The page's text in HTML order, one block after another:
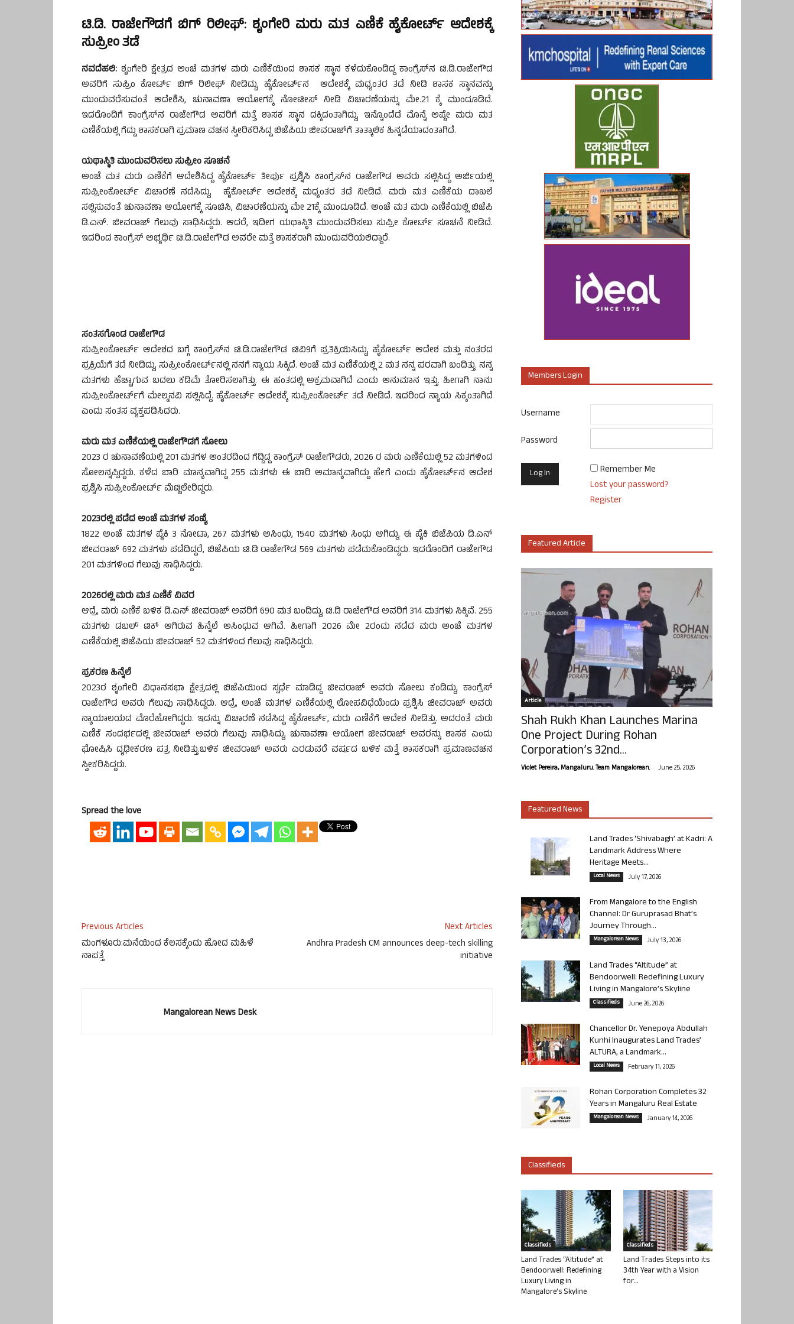
ಟಿ.ಡಿ. ರಾಜೇಗೌಡಗೆ ಬಿಗ್ ರಿಲೀಫ್: ಶೃಂಗೇರಿ ಮರು ಮತ ಎಣಿಕೆ ಹೈಕೋರ್ಟ್ ಆದೇಶಕ್ಕೆ
ಸುಪ್ರೀಂ ತಡೆ
ನವದೆಹಲಿ: ಶೃಂಗೇರಿ ಕ್ಷೇತ್ರದ ಅಂಚೆ ಮತಗಳ ಮರು ಎಣಿಕೆಯಿಂದ ಶಾಸಕ ಸ್ಥಾನ ಕಳೆದುಕೊಂಡಿದ್ದ ಕಾಂಗ್ರೆಸ್‌ನ ಟಿ.ಡಿ.ರಾಜೇಗೌಡ
ಅವರಿಗೆ ಸುಪ್ರಿಂ ಕೋರ್ಟ್‌ ಬಿಗ್‌ ರಿಲೀಫ್‌ ನೀಡಿದ್ದು, ಹೈಕೋರ್ಟ್‌ನ ಆದೇಶಕ್ಕೆ ಮಧ್ಯಂತರ ತಡೆ ನೀಡಿ ಶಾಸಕ ಸ್ಥಾನವನ್ನು
ಮುಂದುವರೆಸುವಂತೆ ಆದೇಶಿಸಿ, ಚುನಾವಣಾ ಆಯೋಗಕ್ಕೆ ನೋಟೀಸ್‌ ನೀಡಿ ವಿಚಾರಣೆಯನ್ನು ಮೇ.21 ಕ್ಕೆ ಮುಂದೂಡಿದೆ.
ಇದರೊಂದಿಗೆ ಕಾಂಗ್ರೆಸ್​​​ನ ರಾಜೇಗೌಡ ಅವರಿಗೆ ಮತ್ತೆ ಶಾಸಕ ಸ್ಥಾನ ದಕ್ಕಿದಂತಾಗಿದ್ದು, ಇನ್ನೊಂದೆಡೆ ಮೊನ್ನೆ ಅಷ್ಟೇ ಮರು ಮತ
ಎಣಿಕೆಯಲ್ಲಿ ಗೆದ್ದು ಶಾಸಕರಾಗಿ ಪ್ರಮಾಣ ವಚನ ಸ್ವೀರಿಕರಿಸಿದ್ದ ಬಿಜೆಪಿಯ ಜೀವರಾಜ್​​ಗೆ ತಾತ್ಕಾಲಿಕ ಹಿನ್ನಡೆಯಾದಂತಾಗಿದೆ.
ಯಥಾಸ್ಥಿತಿ ಮುಂದುವರಿಸಲು ಸುಪ್ರೀಂ ಸೂಚನೆ
ಅಂಚೆ ಮತ ಮರು ಎಣಿಕೆಗೆ ಆದೇಶಿಸಿದ್ದ ಹೈಕೋರ್ಟ್‌ ತೀರ್ಪು ಪ್ರಶ್ನಿಸಿ ಕಾಂಗ್ರೆಸ್​​ನ ರಾಜೇಗೌಡ ಅವರು ಸಲ್ಲಿಸಿದ್ದ ಅರ್ಜಿಯಲ್ಲಿ
ಸುಪ್ರೀಂಕೋರ್ಟ್​ ವಿಚಾರಣೆ ನಡೆಸಿದ್ದು, ​​ ಹೈಕೋರ್ಟ್‌ ಆದೇಶಕ್ಕೆ ಮಧ್ಯಂತರ ತಡೆ ನೀಡಿದೆ. ಮರು ಮತ ಎಣಿಕೆಯ ದಾಖಲೆ
ಸಲ್ಲಿಸುವಂತೆ ಚುನಾವಣಾ ಆಯೋಗಕ್ಕೆ ಸೂಚಿಸಿ, ವಿಚಾರಣೆಯನ್ನು ಮೇ 21ಕ್ಕೆ ಮುಂದೂಡಿದೆ. ಅಂಚೆ ಮತ ಮರು ಎಣಿಕೆಯಲ್ಲಿ ಬಿಜೆಪಿ
ಡಿ.ಎನ್‌. ಜೀವರಾಜ್‌ ಗೆಲುವು ಸಾಧಿಸಿದ್ದರು. ಆದರೆ, ಇದೀಗ ಯಥಾಸ್ಥಿತಿ ಮುಂದುವರಿಸಲು ಸುಪ್ರೀ ಕೋರ್ಟ್‌ ಸೂಚನೆ ನೀಡಿದೆ.
ಇದರಿಂದ ಕಾಂಗ್ರೆಸ್‌ ಅಭ್ಯರ್ಥಿ ಟಿ.ಡಿ.ರಾಜೇಗೌಡ ಅವರೇ ಮತ್ತೆ ಶಾಸಕರಾಗಿ ಮುಂದುವರಿಯಲಿದ್ದಾರೆ.
ಸಂತಸಗೊಂಡ ರಾಜೇಗೌಡ
ಸುಪ್ರೀಂಕೋರ್ಟ್​ ಆದೇಶದ ಬಗ್ಗೆ ಕಾಂಗ್ರೆಸ್​​​​ನ ಟಿ.ಡಿ.ರಾಜೇಗೌಡ ಟಿವಿ9ಗೆ ಪ್ರತಿಕ್ರಿಯಿಸಿದ್ದು, ಹೈಕೋರ್ಟ್ ಆದೇಶ ಮತ್ತು ನಂತರದ
ಪ್ರಕ್ರಿಯೆಗೆ ತಡೆ ನೀಡಿದ್ದು, ಸುಪ್ರೀಂಕೋರ್ಟ್​ನಲ್ಲಿ‌ ನನಗೆ ನ್ಯಾಯ ಸಿಕ್ಕಿದೆ. ಅಂಚೆ ಮತ ಎಣಿಕೆಯಲ್ಲಿ 2 ಮತ ನನ್ನ ಪರವಾಗಿ ಬಂದಿತ್ತು. ನನ್ನ
ಮತಗಳು ಹೆಚ್ಚಾಗುವ ಬದಲು ಕಡಿಮೆ‌ ತೋರಿಸಲಾಗಿತ್ತು. ಈ‌ ಹಂತದಲ್ಲಿ ‌ಅಕ್ರಮವಾಗಿದೆ ಎಂದು ಅನುಮಾನ ಇತ್ತು. ಹೀಗಾಗಿ ನಾನು
ಸುಪ್ರೀಂಕೋರ್ಟ್​​ಗೆ ಮೇಲ್ಮನವಿ ಸಲ್ಲಿಸಿದ್ದೆ. ಹೈಕೋರ್ಟ್ ಆದೇಶಕ್ಕೆ ಸುಪ್ರೀಂಕೋರ್ಟ್ ತಡೆ ನೀಡಿದೆ. ಇದರಿಂದ ನ್ಯಾಯ ಸಿಕ್ಕಂತಾಗಿದೆ
ಎಂದು ಸಂತಸ ವ್ಯಕ್ತಪಡಿಸಿದರು.
ಮರು ಮತ ಎಣಿಕೆಯಲ್ಲಿ ರಾಜೇಗೌಡಗೆ ಸೋಲು
2023 ರ ಚುನಾವಣೆಯಲ್ಲಿ 201 ಮತಗಳ ಅಂತರದಿಂದ ಗೆದ್ದಿದ್ದ ಕಾಂಗ್ರೆಸ್ ರಾಜೇಗೌಡರು, 2026 ರ ಮರು ಎಣಿಕೆಯಲ್ಲಿ 52 ಮತಗಳಿಂದ
ಸೋಲನ್ನಪ್ಪಿದ್ದರು. ಕಳೆದ ಬಾರಿ ಮಾನ್ಯವಾಗಿದ್ದ 255 ಮತಗಳು ಈ ಬಾರಿ ಅಮಾನ್ಯವಾಗಿದ್ದು ಹೇಗೆ ಎಂದು ಹೈಕೋರ್ಟ್​​​ನ ಆದೇಶ
ಪ್ರಶ್ನಿಸಿ ಸುಪ್ರೀಂಕೋರ್ಟ್ ಮೆಟ್ಟಿಲೇರಿದ್ದರು.
2023ರಲ್ಲಿ ಪಡೆದ ಅಂಚೆ ಮತಗಳ ಸಂಖ್ಯೆ
1822 ಅಂಚೆ ಮತಗಳ ಪೈಕಿ 3 ನೋಟಾ, 267 ಮತಗಳು ಅಸಿಂಧು, 1540 ಮತಗಳು ಸಿಂಧು ಆಗಿದ್ದು, ಈ ಪೈಕಿ ಬಿಜೆಪಿಯ ಡಿ.ಎನ್
ಜೀವರಾಜ್ 692 ಮತಗಳು ಪಡೆದಿದ್ದರೆ, ಬಿಜೆಪಿಯ ಟಿ.ಡಿ‌ ರಾಜೇಗೌಡ 569 ಮತಗಳು ಪಡೆದುಕೊಂಡಿದ್ದರು. ಇದರೊಂದಿಗೆ ರಾಜೇಗೌಡ
201 ಮತಗಳಿಂದ ಗೆಲುವು ‌ಸಾಧಿಸಿದ್ದರು.
2026ರಲ್ಲಿ ಮರು ಮತ ಎಣಿಕೆ ವಿವರ
ಆದ್ರೆ, ಮರು ಎಣಿಕೆ ಬಳಿಕ ಡಿ.ಎನ್ ಜೀವರಾಜ್ ಅವರಿಗೆ 690 ಮತ ಬಂದಿದ್ದು, ಟಿ.ಡಿ ರಾಜೇಗೌಡ ಅವರಿಗೆ 314 ಮತಗಳು ಸಿಕ್ಕಿವೆ. 255
ಮತಗಳು ಡಬಲ್ ಟಿಕ್‌ ಆಗಿರುವ ಹಿನ್ನೆಲೆ ಅಸಿಂಧುವ ಆಗಿವೆ. ಹೀಗಾಗಿ 2026 ಮೇ‌ 2ರಂದು ನಡೆದ ಮರು ಅಂಚೆ ಮತಗಳ
ಎಣಿಕೆಯಲ್ಲಿ ಬಿಜೆಪಿಯ ಜೀವರಾಜ್ 52 ಮತಗಳಿಂದ ಗೆಲುವು ಸಾಧಿಸಿದ್ದರು.
ಪ್ರಕರಣ ಹಿನ್ನೆಲೆ
2023ರ ಶೃಂಗೇರಿ ವಿಧಾನಸಭಾ ಕ್ಷೇತ್ರದಲ್ಲಿ ಬಿಜೆಪಿಯಿಂದ ಸ್ಪರ್ಧೆ ಮಾಡಿದ್ದ ಜೀವರಾಜ್‌ ಅವರು ಸೋಲು ಕಂಡಿದ್ದು, ಕಾಂಗ್ರೆಸ್
ರಾಜೇಗೌಡ ಅವರು ಗೆಲುವು ಸಾಧಿಸಿದ್ದರು. ಆದ್ರೆ, ಅಂಚೆ ಮತಗಳ ಎಣಿಕೆಯಲ್ಲಿ ಲೋಪವಿಧೆಯೆಂದು ಪ್ರಶ್ನಿಸಿ ಜೀವರಾಜ್ ಅವರು
ನ್ಯಾಯಾಲಯದ ಮೊರೆಹೋಗಿದ್ದರು. ಇದನ್ನು ವಿಚಾರಣೆ ನಡೆಸಿದ್ದ ಹೈಕೋರ್ಟ್, ಮರು ಎಣಿಕೆಗೆ ಆದೇಶ ನೀಡಿತ್ತು. ಅದರಂತೆ ಮರು
ಎಣಿಕೆ ಸಂದರ್ಭದಲ್ಲಿ ಜೀವರಾಜ್‌ ಅವರು ಗೆಲುವು ಸಾಧಿಸಿದ್ದು, ಚುನಾವಣಾ ಆಯೋಗ ಜೀವರಾಜ್‌ ಅವರನ್ನು ಶಾಸಕ ಎಂದು
ಘೋಷಿಸಿ ದೃಢೀಕರಣ ಪತ್ರ ನೀಡಿತ್ತು.ಬಳಿಕ ಜೀವರಾಜ್ ಅವರು ಎರಡುವರೆ ವರ್ಷದ ಬಳಿಕ ಮತ್ತೆ ಶಾಸಕರಾಗಿ ಪ್ರಮಾಣವಚನ
ಸ್ವೀಕರಿಸಿದ್ದರು.
Spread the love
Previous Articles
ಮಂಗಳೂರು:ಮನೆಯಿಂದ ಕೆಲಸಕ್ಕೆಂದು ಹೋದ ಮಹಿಳೆ
ನಾಪತ್ತೆ
Next Articles
Andhra Pradesh CM announces deep-tech skilling
initiative
Mangalorean News Desk
Members Login
Username
Password
Remember Me
Lost your password?
Register
Featured Article
Article
Shah Rukh Khan Launches Marina
One Project During Rohan
Corporation’s 32nd...
Violet Pereira, Mangaluru. Team Mangalorean. - June 25, 2026
Featured News
Land Trades ‘Shivabagh’ at Kadri: A
Landmark Address Where
Heritage Meets...
Local News July 17, 2026
From Mangalore to the English
Channel: Dr Guruprasad Bhat’s
Journey Through...
Mangalorean News July 13, 2026
Land Trades “Altitude” at
Bendoorwell: Redefining Luxury
Living in Mangalore’s Skyline
Classifieds June 26, 2026
Chancellor Dr. Yenepoya Abdullah
Kunhi Inaugurates Land Trades’
ALTURA, a Landmark...
Local News February 11, 2026
Rohan Corporation Completes 32
Years in Mangaluru Real Estate
Mangalorean News January 14, 2026
Classifieds
Classifieds
Land Trades “Altitude” at
Bendoorwell: Redefining
Luxury Living in
Mangalore’s Skyline
Classifieds
Land Trades Steps into its
34th Year with a Vision
for...